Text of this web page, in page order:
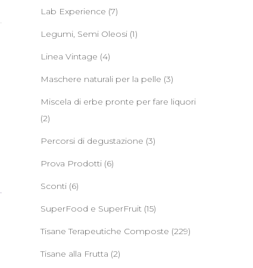
Lab Experience (7)
Legumi, Semi Oleosi (1)
Linea Vintage (4)
Maschere naturali per la pelle (3)
Miscela di erbe pronte per fare liquori
(2)
Percorsi di degustazione (3)
Prova Prodotti (6)
Sconti (6)
SuperFood e SuperFruit (15)
Tisane Terapeutiche Composte (229)
Tisane alla Frutta (2)